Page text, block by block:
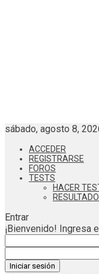
sábado, agosto 8,
ACCEDER
REGISTRARSE
FOROS
TESTS
HACER
Entrar
¡Bienvenido! Ingresa